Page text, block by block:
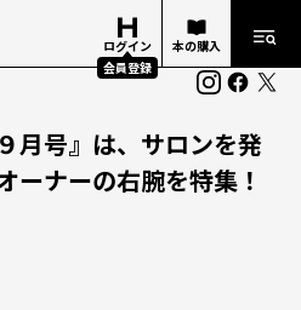
ログイン
会員登録
本の購入
月号』は、サロンを発
ーナーの右腕を特集！